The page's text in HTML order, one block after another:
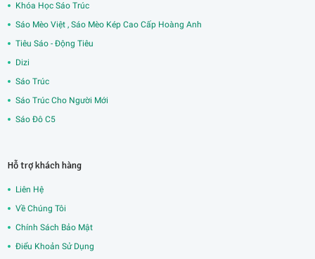
Khóa Học Sáo Trúc
Sáo Mèo Việt , Sáo Mèo Kép Cao Cấp Hoàng Anh
Tiêu Sáo - Động Tiêu
Dizi
Sáo Trúc
Sáo Trúc Cho Người Mới
Sáo Đô C5
Hỗ trợ khách hàng
Liên Hệ
Về Chúng Tôi
Chính Sách Bảo Mật
Điểu Khoản Sử Dụng